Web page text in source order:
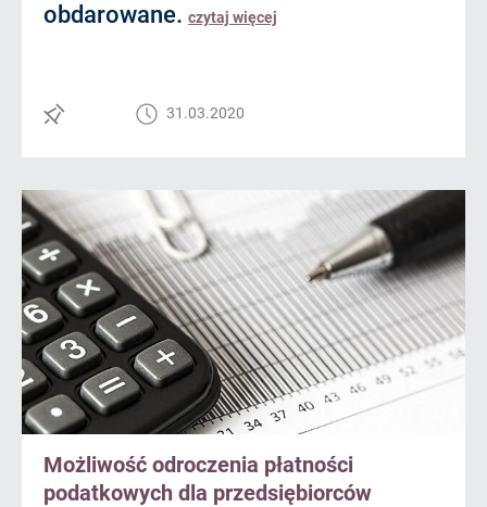
obdarowane. czytaj więcej
31.03.2020
Możliwość odroczenia płatności
podatkowych dla przedsiębiorców